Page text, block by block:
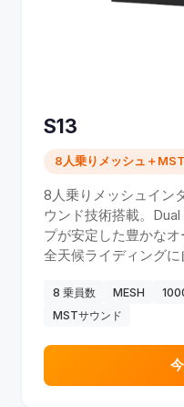
S13
8人乗りメッシュ＋
8人乗りメッシュイン
ウンド技術搭載。
プが安定した豊かな
全天候ライディングに
8 乗員数 MESH
MSTサウンド